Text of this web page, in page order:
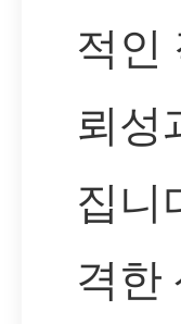
적인
뢰성
집니
격한